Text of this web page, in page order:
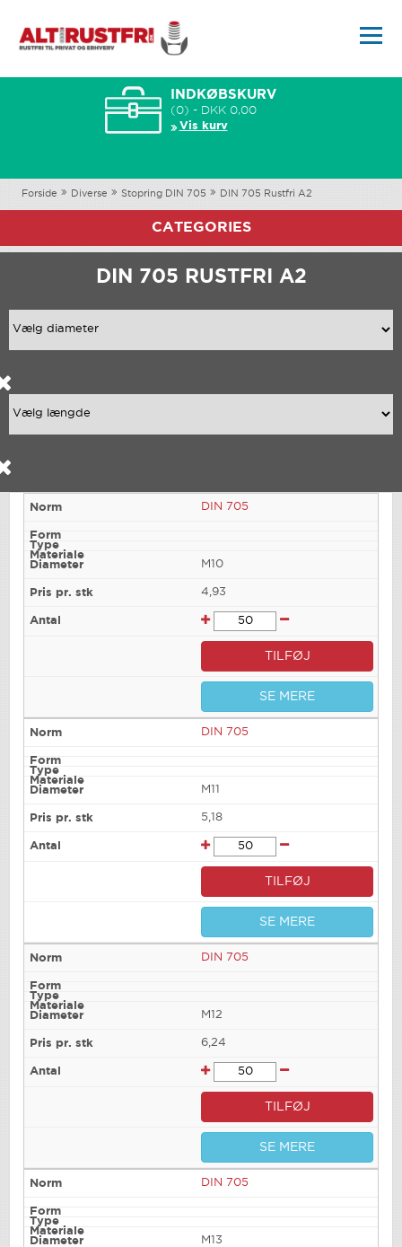
INDKØBSKURV
(0) - DKK 0,00
Vis kurv
Forside Diverse Stopring DIN 705 DIN 705 Rustfri A2
CATEGORIES
DIN 705 RUSTFRI A2
DIN 705
M10
4,93
TILFØJ
SE MERE
DIN 705
M11
5,18
TILFØJ
SE MERE
DIN 705
M12
6,24
TILFØJ
SE MERE
DIN 705
M13